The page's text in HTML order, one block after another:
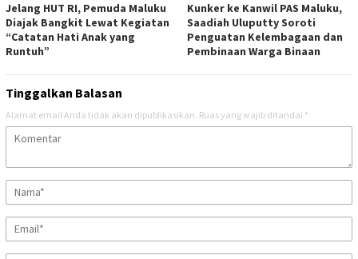
Jelang HUT RI, Pemuda Maluku
Diajak Bangkit Lewat Kegiatan
“Catatan Hati Anak yang
Runtuh”
Kunker ke Kanwil PAS Maluku,
Saadiah Uluputty Soroti
Penguatan Kelembagaan dan
Pembinaan Warga Binaan
Tinggalkan Balasan
Alamat email Anda tidak akan dipublikasikan. Ruas yang wajib ditandai *